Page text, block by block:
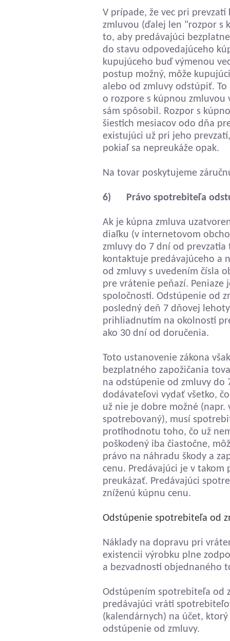
V prípade, že vec pri
zmluvou (ďalej len "rozpor s
to, aby predávajúci
do stavu odpovedajúceho
kupujúceho buď výmenou
postup možný, môže
alebo od zmluvy odstúpiť.
o rozpore s kúpnou zmluvou
sám spôsobil. Rozpor s
šiestich mesiacov odo dňa
existujúci už pri jeho
pokiaľ sa nepreukáže opak.
Na tovar poskytujeme
6) Právo spotrebiteľa
Ak je kúpna zmluva
diaľku (v internetovom
zmluvy do 7 dní od
kontaktuje predávajúceho a
od zmluvy s uvedením čísla
pre vrátenie peňazí.
spoločnosti. Odstúpenie od
posledný deň 7 dňovej
prihliadnutím na okolnosti
ako 30 dní od doručenia.
Toto ustanovenie zákona
bezplatného zapožičania
na odstúpenie od zmluvy do
dodávateľovi vydať všetko,
už nie je dobre možné
spotrebovaný), musí
protihodnotu toho, čo už
poškodený iba čiastočne,
právo na náhradu škody a
cenu. Predávajúci je v
preukázať. Predávajúci
zníženú kúpnu cenu.
Odstúpenie spotrebiteľa od
Náklady na dopravu pri
existencii výrobku plne
a bezvadnosti objednaného
Odstúpením spotrebiteľa od
predávajúci vráti
(kalendárnych) na účet,
odstúpenie od zmluvy.